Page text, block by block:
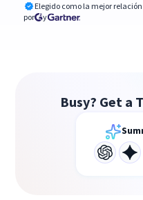
Elegido como la mejor
por
y
Busy? Get a